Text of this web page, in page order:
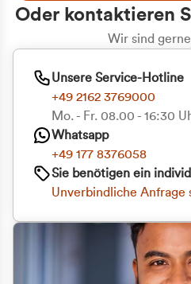
Zustimmung
Wir verwenden Cookies,
zu personalisieren,
anbieten zu können und die
Oder kontaktieren
Wir sind
Unsere Service-Hotline
+49 2162 3769000
Mo. - Fr. 08.00 - 16:30
Whatsapp
+49 177 8376058
Sie benötigen ein
Unverbindliche Anfrage